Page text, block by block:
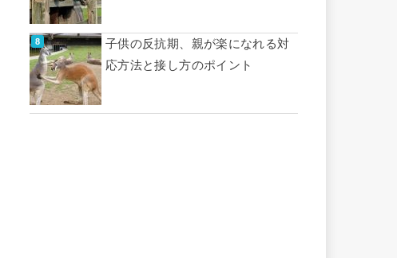
子供の反抗期、親が楽になれる対
応方法と接し方のポイント